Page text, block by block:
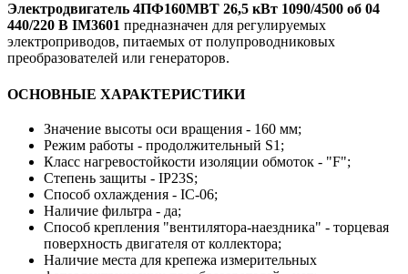
Электродвигатель 4ПФ160МВТ 26,5 кВт 1090/4500 об 04
440/220 В IM3601 предназначен для регулируемых
электроприводов, питаемых от полупроводниковых
преобразователей или генераторов.
ОСНОВНЫЕ ХАРАКТЕРИСТИКИ
Значение высоты оси вращения - 160 мм;
Режим работы - продолжительный S1;
Класс нагревостойкости изоляции обмоток - "F";
Степень защиты - IP23S;
Способ охлаждения - IC-06;
Наличие фильтра - да;
Способ крепления "вентилятора-наездника" - торцевая
поверхность двигателя от коллектора;
Наличие места для крепежа измерительных